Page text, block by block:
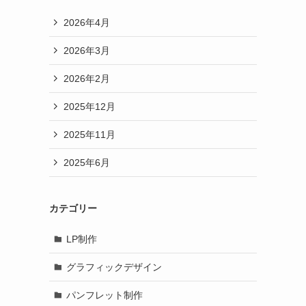
2026年4月
2026年3月
2026年2月
2025年12月
2025年11月
2025年6月
カテゴリー
LP制作
グラフィックデザイン
パンフレット制作